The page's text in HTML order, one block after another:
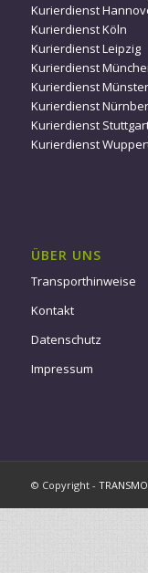
Kurierdienst
Kurierdienst Köln
Kurierdienst Leipzig
Kurierdienst
Kurierdienst Münster
Kurierdienst
Kurierdienst
Kurierdienst
ÜBER UNS
Transporthinweise
Kontakt
Datenschutz
Impressum
© Copyright -